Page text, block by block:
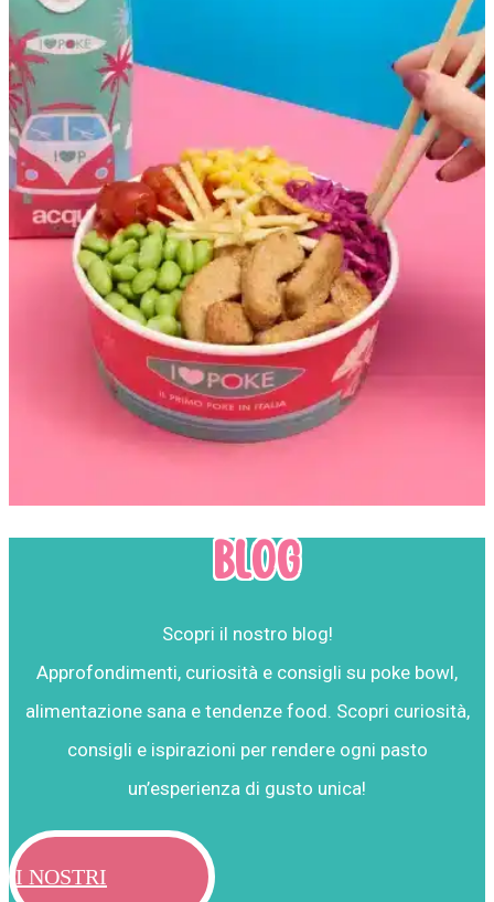
BLOG
Scopri il nostro blog!
Approfondimenti, curiosità e consigli su poke bowl,
alimentazione sana e tendenze food. Scopri curiosità,
consigli e ispirazioni per rendere ogni pasto
un’esperienza di gusto unica!
I NOSTRI